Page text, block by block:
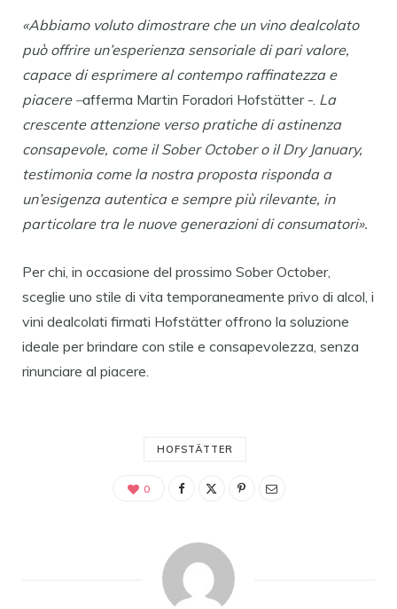
«Abbiamo voluto dimostrare che un vino dealcolato
può offrire un’esperienza sensoriale di pari valore,
capace di esprimere al contempo raffinatezza e
piacere –afferma Martin Foradori Hofstätter -. La
crescente attenzione verso pratiche di astinenza
consapevole, come il Sober October o il Dry January,
testimonia come la nostra proposta risponda a
un’esigenza autentica e sempre più rilevante, in
particolare tra le nuove generazioni di consumatori».
Per chi, in occasione del prossimo Sober October,
sceglie uno stile di vita temporaneamente privo di alcol, i
vini dealcolati firmati Hofstätter offrono la soluzione
ideale per brindare con stile e consapevolezza, senza
rinunciare al piacere.
HOFSTÄTTER
0